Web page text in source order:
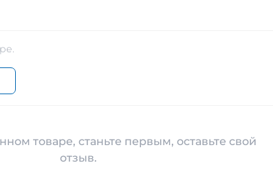
товаре, станьте первым, оставьте свой
отзыв.